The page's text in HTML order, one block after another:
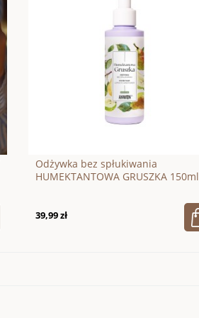
Odżywka bez spłukiwania
HUMEKTANTOWA GRUSZKA 150ml
39,99 zł